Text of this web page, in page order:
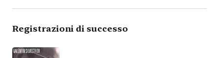
Registrazioni di successo